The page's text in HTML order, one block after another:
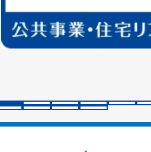
目
の
ラ
イ